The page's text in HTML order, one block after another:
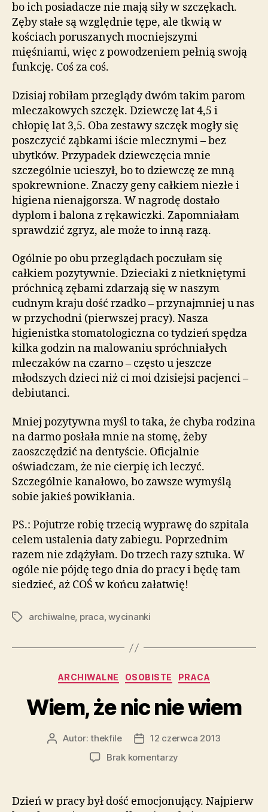
bo ich posiadacze nie mają siły w szczękach.
Zęby stałe są względnie tępe, ale tkwią w
kościach poruszanych mocniejszymi
mięśniami, więc z powodzeniem pełnią swoją
funkcję. Coś za coś.
Dzisiaj robiłam przeglądy dwóm takim parom
mleczakowych szczęk. Dziewczę lat 4,5 i
chłopię lat 3,5. Oba zestawy szczęk mogły się
poszczycić ząbkami iście mlecznymi – bez
ubytków. Przypadek dziewczęcia mnie
szczególnie ucieszył, bo to dziewczę ze mną
spokrewnione. Znaczy geny całkiem niezłe i
higiena nienajgorsza. W nagrodę dostało
dyplom i balona z rękawiczki. Zapomniałam
sprawdzić zgryz, ale może to inną razą.
Ogólnie po obu przeglądach poczułam się
całkiem pozytywnie. Dzieciaki z nietkniętymi
próchnicą zębami zdarzają się w naszym
cudnym kraju dość rzadko – przynajmniej u nas
w przychodni (pierwszej pracy). Nasza
higienistka stomatologiczna co tydzień spędza
kilka godzin na malowaniu spróchniałych
mleczaków na czarno – często u jeszcze
młodszych dzieci niż ci moi dzisiejsi pacjenci –
debiutanci.
Mniej pozytywna myśl to taka, że chyba rodzina
na darmo posłała mnie na stomę, żeby
zaoszczędzić na dentyście. Oficjalnie
oświadczam, że nie cierpię ich leczyć.
Szczególnie kanałowo, bo zawsze wymyślą
sobie jakieś powikłania.
PS.: Pojutrze robię trzecią wyprawę do szpitala
celem ustalenia daty zabiegu. Poprzednim
razem nie zdążyłam. Do trzech razy sztuka. W
ogóle nie pójdę tego dnia do pracy i będę tam
siedzieć, aż COŚ w końcu załatwię!
Tagiarchiwalne, praca,wycinanki
Kategorie
ARCHIWALNE OSOBISTE PRACA
Wiem, że nic nie wiem
AutorAutor:thekfile
Data12 czerwca 2013
Brak komentarzy
nic
nie
Dzień w pracy był dość emocjonujący. Najpierw